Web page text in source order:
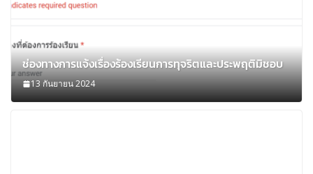
ช่องทางการแจ้งเรื่องร้องเรียนการทุจริตและประพฤติมิชอบ
13 กันยายน 2024